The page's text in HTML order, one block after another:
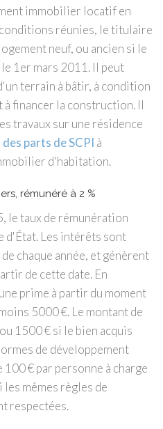
immobilier locatif en
réunies, le titulaire
neuf, ou ancien si le
1er mars 2011. Il peut
terrain à bâtir, à condition
à financer la construction. Il
travaux sur une résidence
parts de SCPI à
d'habitation.
rémunéré à 2 %
le taux de rémunération
d'État. Les intérêts sont
chaque année, et génèrent
de cette date. En
prime à partir du moment
5000 €. Le montant de
1500 € si le bien acquis
de développement
€ par personne à charge
mêmes règles de
respectées.